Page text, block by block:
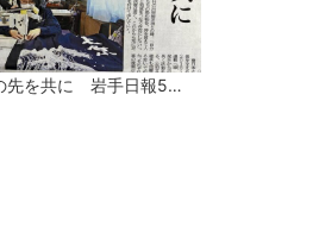
先を共に 岩手日報5…